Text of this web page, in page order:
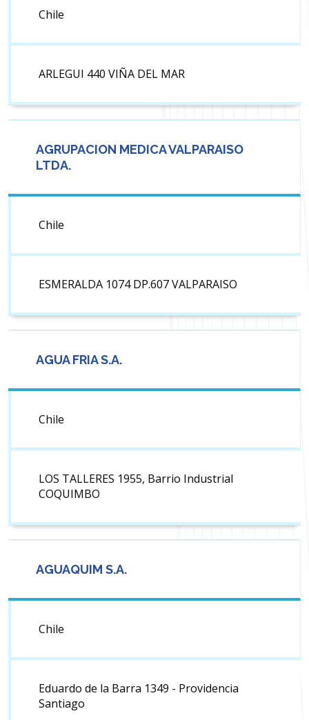
Chile
ARLEGUI 440 VIÑA DEL MAR
AGRUPACION MEDICA VALPARAISO
LTDA.
Chile
ESMERALDA 1074 DP.607 VALPARAISO
AGUA FRIA S.A.
Chile
LOS TALLERES 1955, Barrio Industrial
COQUIMBO
AGUAQUIM S.A.
Chile
Eduardo de la Barra 1349 - Providencia
Santiago